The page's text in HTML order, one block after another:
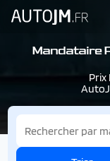
Mandataire
Prix